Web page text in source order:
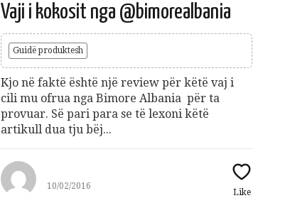
Vaji i kokosit nga @bimorealbania
Guidë produktesh
Kjo në faktë është një review për këtë vaj i
cili mu ofrua nga Bimore Albania për ta
provuar. Së pari para se të lexoni këtë
artikull dua tju bëj...
10/02/2016
Like
Gift Card 3 mujore per Patologji